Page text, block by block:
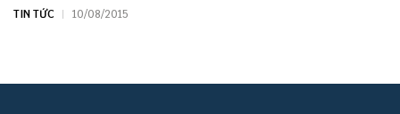
TIN TỨC 10/08/2015